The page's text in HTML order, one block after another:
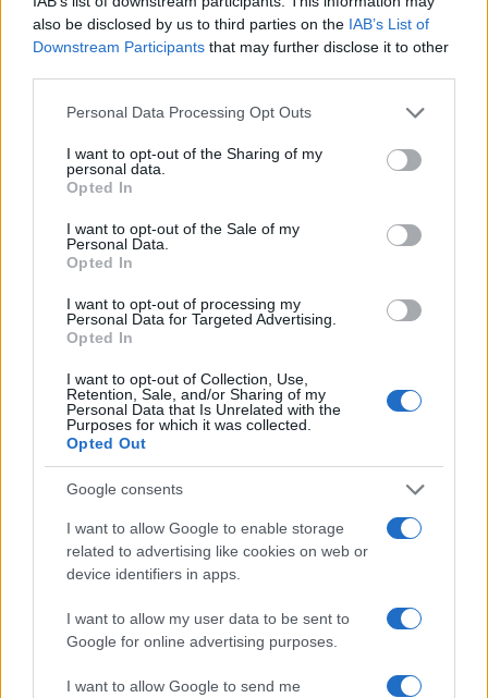
also be disclosed by us to third parties on the IAB’s List of
Downstream Participants that may further disclose it to other
Please note that this website/app uses one or more Google
not limited to your visit or usage behaviour. You may click to
grant or deny consent to Google and its third-party tags to
use your data for below specified purposes in below Google
consent section.
Personal Data Processing Opt Outs
I want to opt-out of the Sharing of my
personal data.
Opted In
I want to opt-out of the Sale of my
Personal Data.
Opted In
I want to opt-out of processing my
Personal Data for Targeted Advertising.
Opted In
I want to opt-out of Collection, Use,
Retention, Sale, and/or Sharing of my
Personal Data that Is Unrelated with the
Purposes for which it was collected.
Opted Out
Google consents
I want to allow Google to enable storage
related to advertising like cookies on web or
device identifiers in apps.
I want to allow my user data to be sent to
Google for online advertising purposes.
I want to allow Google to send me
anuncios y cómo responden los usuarios.
Tasa de conversión:Mide cuántos visitantes
realizan la acción que deseas, como una
Costo por adquisición (CPA):
inviertes para adquirir un nuevo cliente, un dato
crucial para tu rentabilidad.
Además, realizar optimizaciones basadas en los
datos recopilados es esencial. Esto puede incluir
ajustes en la segmentación, cambios en la
estrategia de contenido o la revisión de los canales
aquellos que aprovechan el poder de los datos
estarán un paso adelante en la competencia. ¿Te
atreves a dar ese paso?
AUTOR
Staff